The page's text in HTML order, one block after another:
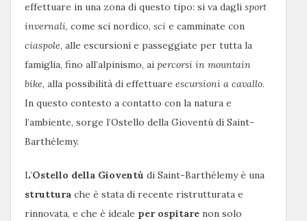
effettuare in una zona di questo tipo: si va dagli sport
invernali, come sci nordico, sci e camminate con
ciaspole, alle escursioni e passeggiate per tutta la
famiglia, fino all’alpinismo, ai percorsi in mountain
bike, alla possibilità di effettuare escursioni a cavallo.
In questo contesto a contatto con la natura e
l’ambiente, sorge l’Ostello della Gioventù di Saint-
Barthélemy.
L’Ostello della Gioventù di Saint-Barthélemy è una
struttura che è stata di recente ristrutturata e
rinnovata, e che è ideale per ospitare non solo